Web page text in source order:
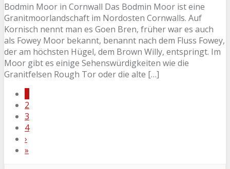
Bodmin Moor in Cornwall Das Bodmin Moor ist eine
Granitmoorlandschaft im Nordosten Cornwalls. Auf
Kornisch nennt man es Goen Bren, früher war es auch
als Fowey Moor bekannt, benannt nach dem Fluss Fowey,
der am höchsten Hügel, dem Brown Willy, entspringt. Im
Moor gibt es einige Sehenswürdigkeiten wie die
Granitfelsen Rough Tor oder die alte […]
2
3
4
›
»